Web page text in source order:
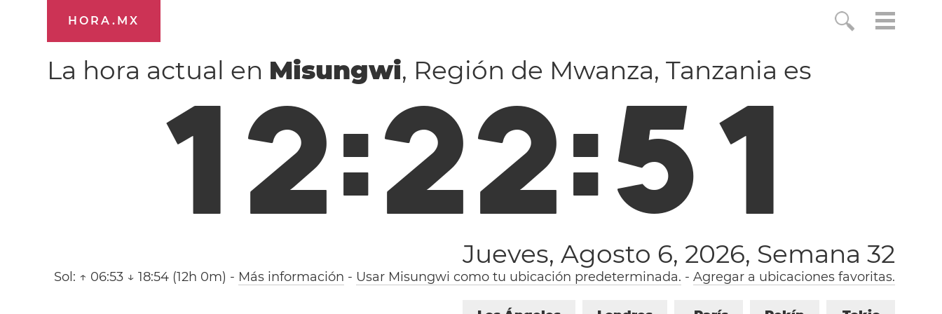
HORA.MX
La hora actual en Misungwi, Región de Mwanza, Tanzania es
12:22:51
Jueves, Agosto 6, 2026, Semana 32
Sol: ↑ 06:53 ↓ 18:54 (12h 0m) - Más información - Usar Misungwi como tu ubicación predeterminada. - Agregar a ubicaciones favoritas.